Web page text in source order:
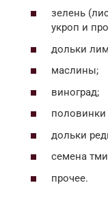
зелень
укроп и
дольки
маслины;
виноград;
дольки
семена
прочее.